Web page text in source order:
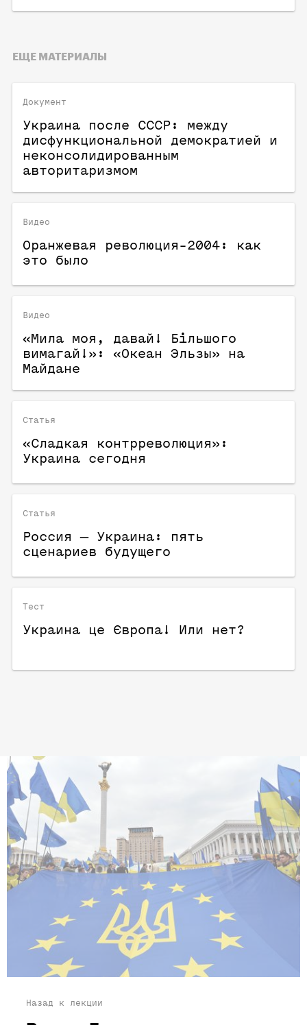
ЕЩЕ МАТЕРИАЛЫ
Документ
Украина после СССР: между
дисфункциональной демократией и
неконсолидированным
авторитаризмом
Видео
Оранжевая революция-2004: как
это было
Видео
«Мила моя, давай! Більшого
вимагай!»: «Океан Эльзы» на
Майдане
Статья
«Сладкая контрреволюция»:
Украина сегодня
Статья
Россия — Украина: пять
сценариев будущего
Тест
Украина це Європа! Или нет?
Назад к лекции